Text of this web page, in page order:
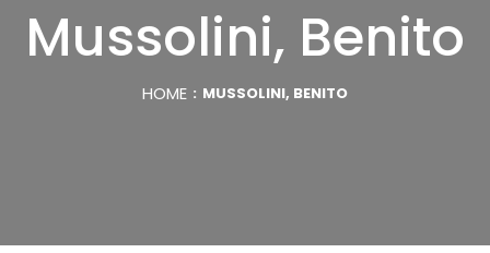
Mussolini, Benito
HOME MUSSOLINI, BENITO